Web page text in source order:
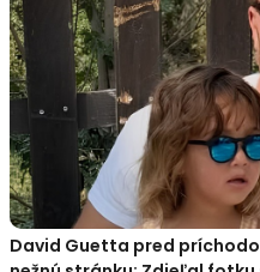
David Guetta pred